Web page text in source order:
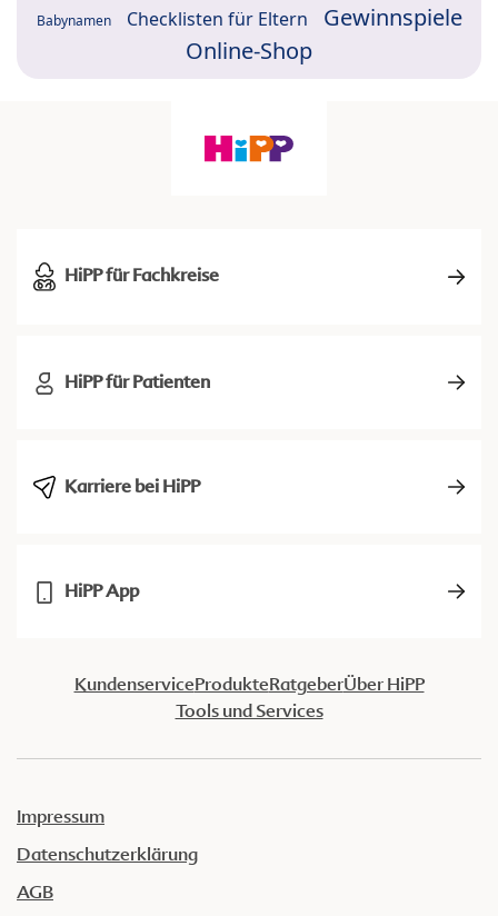
Babynamen Checklisten für Eltern
Gewinnspiele
Online-Shop
HiPP für Fachkreise
HiPP für Patienten
Karriere bei HiPP
HiPP App
KundenserviceProdukteRatgeberÜber HiPP
Tools und Services
Impressum
Datenschutzerklärung
AGB